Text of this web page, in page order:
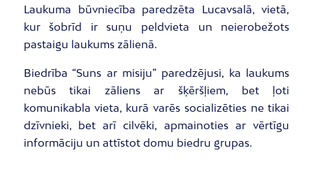
Laukuma būvniecība paredzēta Lucavsalā, vietā,
kur šobrīd ir suņu peldvieta un neierobežots
pastaigu laukums zālienā.
Biedrība “Suns ar misiju” paredzējusi, ka laukums
nebūs tikai zāliens ar šķēršļiem, bet ļoti
komunikabla vieta, kurā varēs socializēties ne tikai
dzīvnieki, bet arī cilvēki, apmainoties ar vērtīgu
informāciju un attīstot domu biedru grupas.